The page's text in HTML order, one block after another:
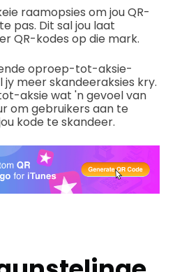
raamopsies om jou QR-
pas. Dit sal jou laat
QR-kodes op die mark.
oproep-tot-aksie-
meer skandeeraksies kry.
aksie wat 'n gevoel van
om gebruikers aan te
kode te skandeer.